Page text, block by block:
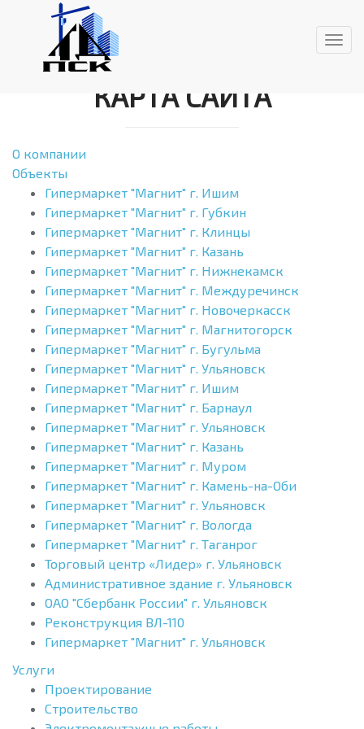
КАРТА САЙТА
О компании
Объекты
Гипермаркет "Магнит" г. Ишим
Гипермаркет "Магнит" г. Губкин
Гипермаркет "Магнит" г. Клинцы
Гипермаркет "Магнит" г. Казань
Гипермаркет "Магнит" г. Нижнекамск
Гипермаркет "Магнит" г. Междуречинск
Гипермаркет "Магнит" г. Новочеркасск
Гипермаркет "Магнит" г. Магнитогорск
Гипермаркет "Магнит" г. Бугульма
Гипермаркет "Магнит" г. Ульяновск
Гипермаркет "Магнит" г. Ишим
Гипермаркет "Магнит" г. Барнаул
Гипермаркет "Магнит" г. Ульяновск
Гипермаркет "Магнит" г. Казань
Гипермаркет "Магнит" г. Муром
Гипермаркет "Магнит" г. Камень-на-Оби
Гипермаркет "Магнит" г. Ульяновск
Гипермаркет "Магнит" г. Вологда
Гипермаркет "Магнит" г. Таганрог
Торговый центр «Лидер» г. Ульяновск
Административное здание г. Ульяновск
ОАО "Сбербанк России" г. Ульяновск
Реконструкция ВЛ-110
Гипермаркет "Магнит" г. Ульяновск
Услуги
Проектирование
Строительство